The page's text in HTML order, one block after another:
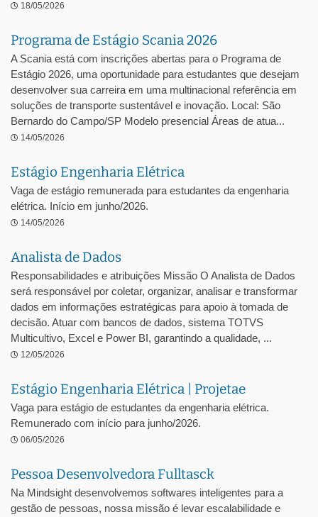
18/05/2026
Programa de Estágio Scania 2026
A Scania está com inscrições abertas para o Programa de
Estágio 2026, uma oportunidade para estudantes que desejam
desenvolver sua carreira em uma multinacional referência em
soluções de transporte sustentável e inovação. Local: São
Bernardo do Campo/SP Modelo presencial Áreas de atua...
14/05/2026
Estágio Engenharia Elétrica
Vaga de estágio remunerada para estudantes da engenharia
elétrica. Início em junho/2026.
14/05/2026
Analista de Dados
Responsabilidades e atribuições Missão O Analista de Dados
será responsável por coletar, organizar, analisar e transformar
dados em informações estratégicas para apoio à tomada de
decisão. Atuar com bancos de dados, sistema TOTVS
Multicultivo, Excel e Power BI, garantindo a qualidade, ...
12/05/2026
Estágio Engenharia Elétrica | Projetae
Vaga para estágio de estudantes da engenharia elétrica.
Remunerado com início para junho/2026.
06/05/2026
Pessoa Desenvolvedora Fulltasck
Na Mindsight desenvolvemos softwares inteligentes para a
gestão de pessoas, nossa missão é levar escalabilidade e